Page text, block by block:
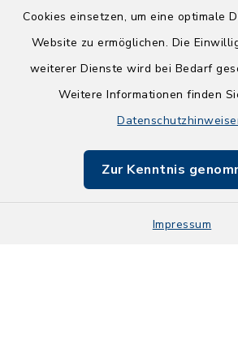
Cookies einsetzen, um eine optimale
Website zu ermöglichen. Die
weiterer Dienste wird bei Bedarf
Weitere Informationen finden
Zur Kenntnis
Impressum
Barrierefreiheit
Impressum
Sitemap